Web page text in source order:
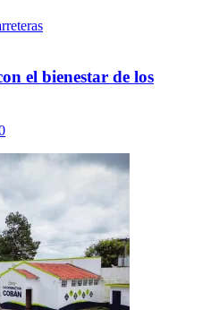
el bienestar de los